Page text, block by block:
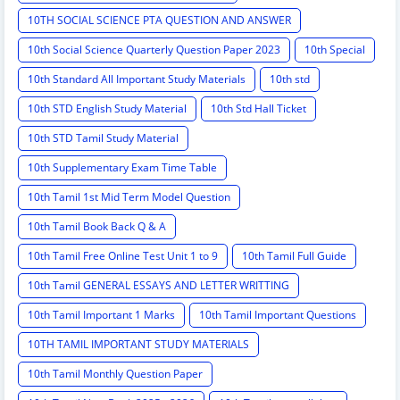
10TH SOCIAL SCIENCE PTA QUESTION AND ANSWER
10th Social Science Quarterly Question Paper 2023
10th Special
10th Standard All Important Study Materials
10th std
10th STD English Study Material
10th Std Hall Ticket
10th STD Tamil Study Material
10th Supplementary Exam Time Table
10th Tamil 1st Mid Term Model Question
10th Tamil Book Back Q & A
10th Tamil Free Online Test Unit 1 to 9
10th Tamil Full Guide
10th Tamil GENERAL ESSAYS AND LETTER WRITTING
10th Tamil Important 1 Marks
10th Tamil Important Questions
10TH TAMIL IMPORTANT STUDY MATERIALS
10th Tamil Monthly Question Paper